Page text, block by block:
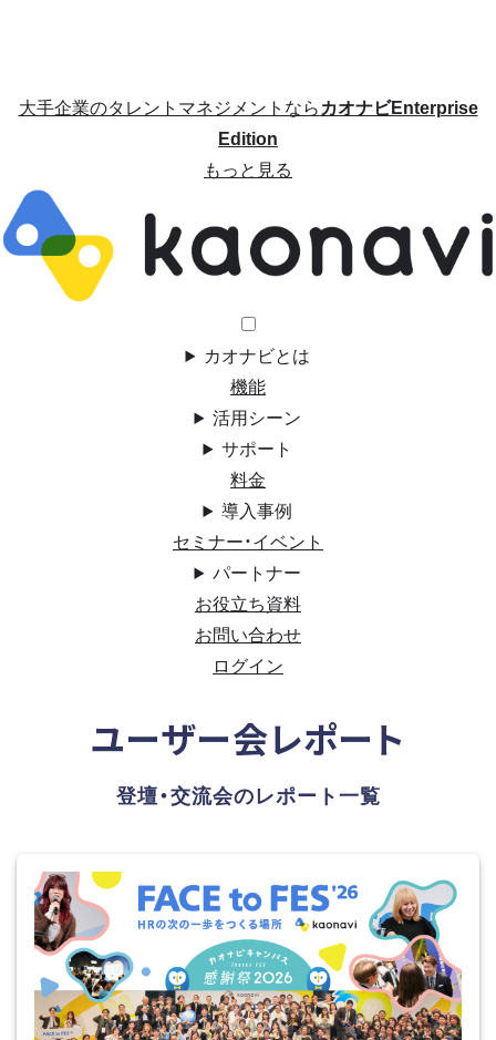
大手企業のタレントマネジメントならカオナビEnterprise
Edition
もっと見る
カオナビとは
機能
活用シーン
サポート
料金
導入事例
セミナー・イベント
パートナー
お役立ち資料
お問い合わせ
ログイン
ユーザー会レポート
登壇・交流会のレポート一覧